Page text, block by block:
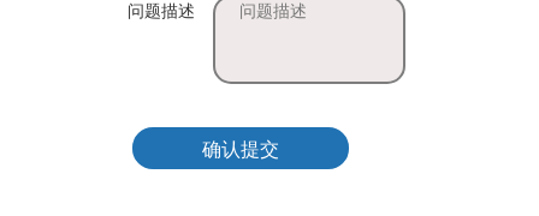
问题描述
确认提交